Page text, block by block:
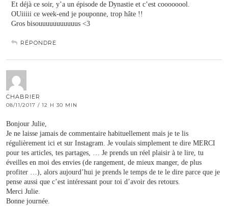
Et déjà ce soir, y’a un épisode de Dynastie et c’est coooooool.
OUiiiii ce week-end je pouponne, trop hâte !!
Gros bisouuuuuuuuuuus <3
RÉPONDRE
CHABRIER
08/11/2017 / 12 H 30 MIN
Bonjour Julie,
Je ne laisse jamais de commentaire habituellement mais je te lis
régulièrement ici et sur Instagram. Je voulais simplement te dire MERCI
pour tes articles, tes partages, … Je prends un réel plaisir à te lire, tu
éveilles en moi des envies (de rangement, de mieux manger, de plus
profiter …), alors aujourd’hui je prends le temps de te le dire parce que je
pense aussi que c’est intéressant pour toi d’avoir des retours.
Merci Julie.
Bonne journée.